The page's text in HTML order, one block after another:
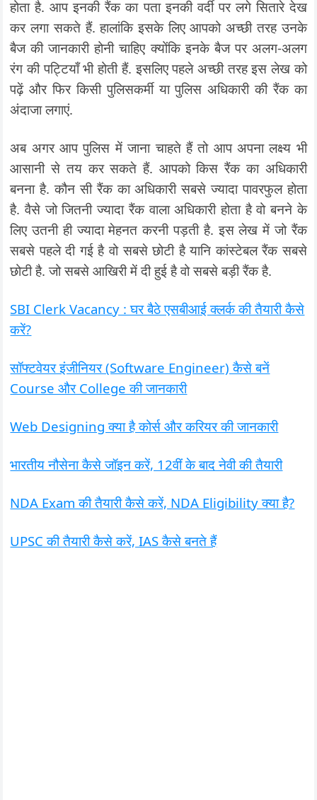
होता है. आप इनकी रैंक का पता इनकी वर्दी पर लगे सितारे देख
कर लगा सकते हैं. हालांकि इसके लिए आपको अच्छी तरह उनके
बैज की जानकारी होनी चाहिए क्योंकि इनके बैज पर अलग-अलग
रंग की पट्टियाँ भी होती हैं. इसलिए पहले अच्छी तरह इस लेख को
पढ़ें और फिर किसी पुलिसकर्मी या पुलिस अधिकारी की रैंक का
अंदाजा लगाएं.
अब अगर आप पुलिस में जाना चाहते हैं तो आप अपना लक्ष्य भी
आसानी से तय कर सकते हैं. आपको किस रैंक का अधिकारी
बनना है. कौन सी रैंक का अधिकारी सबसे ज्यादा पावरफुल होता
है. वैसे जो जितनी ज्यादा रैंक वाला अधिकारी होता है वो बनने के
लिए उतनी ही ज्यादा मेहनत करनी पड़ती है. इस लेख में जो रैंक
सबसे पहले दी गई है वो सबसे छोटी है यानि कांस्टेबल रैंक सबसे
छोटी है. जो सबसे आखिरी में दी हुई है वो सबसे बड़ी रैंक है.
SBI Clerk Vacancy : घर बैठे एसबीआई क्लर्क की तैयारी कैसे
करें?
सॉफ्टवेयर इंजीनियर (Software Engineer) कैसे बनें
Course और College की जानकारी
Web Designing क्या है कोर्स और करियर की जानकारी
भारतीय नौसेना कैसे जॉइन करें, 12वीं के बाद नेवी की तैयारी
NDA Exam की तैयारी कैसे करें, NDA Eligibility क्या है?
UPSC की तैयारी कैसे करें, IAS कैसे बनते हैं